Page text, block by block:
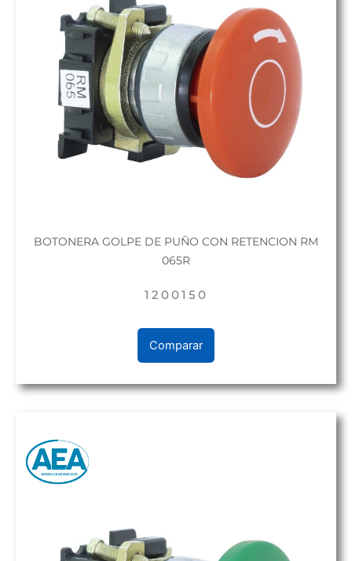
BOTONERA GOLPE DE PUÑO CON RETENCION RM
065R
1200150
Comparar